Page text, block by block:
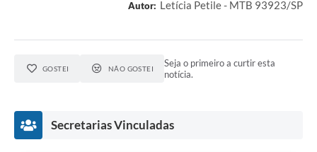
Autor: Letícia Petile - MTB 93923/SP
GOSTEI NÃO GOSTEI
Seja o primeiro a curtir esta
notícia.
Secretarias Vinculadas